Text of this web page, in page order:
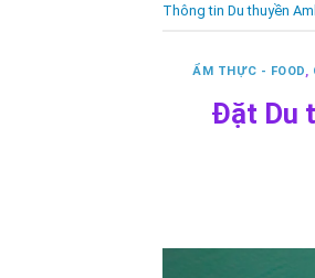
Thông tin Du thuyền
ẨM THỰC - FOOD,
Đặt Du